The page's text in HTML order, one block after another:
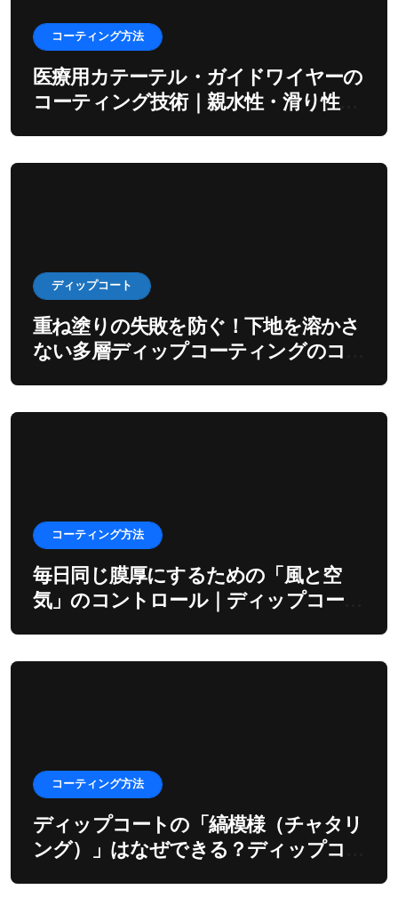
コーティング方法
医療用カテーテル・ガイドワイヤーの
コーティング技術｜親水性・滑り性を
ディップコート
重ね塗りの失敗を防ぐ！下地を溶かさ
ない多層ディップコーティングのコ
コーティング方法
毎日同じ膜厚にするための「風と空
気」のコントロール｜ディップコーテ
コーティング方法
ディップコートの「縞模様（チャタリ
ング）」はなぜできる？ディップコー